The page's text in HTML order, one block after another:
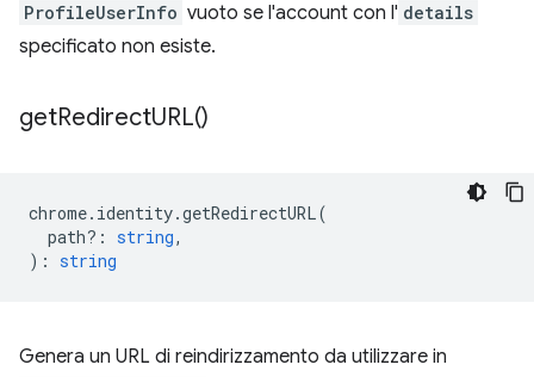
ProfileUserInfo vuoto se l'account con l' details
specificato non esiste.
getRedirectURL()
chrome. identity.getRedirectURL(
path? : string,
) : string
Genera un URL di reindirizzamento da utilizzare in